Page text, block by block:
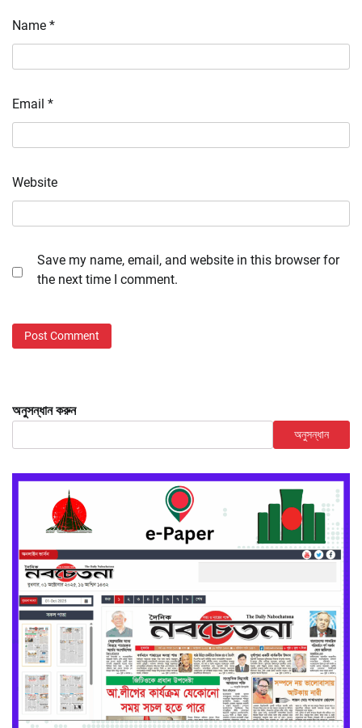
Name *
Email *
Website
Save my name, email, and website in this browser for
the next time I comment.
অনুসন্ধান করুন
অনুসন্ধান